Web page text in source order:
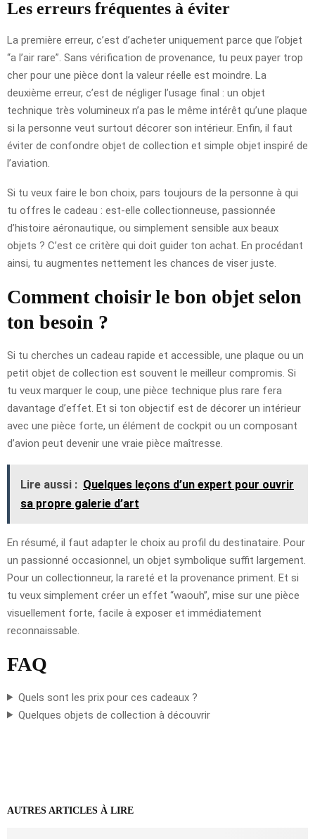
Les erreurs fréquentes à éviter
La première erreur, c’est d’acheter uniquement parce que l’objet
“a l’air rare”. Sans vérification de provenance, tu peux payer trop
cher pour une pièce dont la valeur réelle est moindre. La
deuxième erreur, c’est de négliger l’usage final : un objet
technique très volumineux n’a pas le même intérêt qu’une plaque
si la personne veut surtout décorer son intérieur. Enfin, il faut
éviter de confondre objet de collection et simple objet inspiré de
l’aviation.
Si tu veux faire le bon choix, pars toujours de la personne à qui
tu offres le cadeau : est-elle collectionneuse, passionnée
d’histoire aéronautique, ou simplement sensible aux beaux
objets ? C’est ce critère qui doit guider ton achat. En procédant
ainsi, tu augmentes nettement les chances de viser juste.
Comment choisir le bon objet selon
ton besoin ?
Si tu cherches un cadeau rapide et accessible, une plaque ou un
petit objet de collection est souvent le meilleur compromis. Si
tu veux marquer le coup, une pièce technique plus rare fera
davantage d’effet. Et si ton objectif est de décorer un intérieur
avec une pièce forte, un élément de cockpit ou un composant
d’avion peut devenir une vraie pièce maîtresse.
Lire aussi : Quelques leçons d’un expert pour ouvrir
sa propre galerie d’art
En résumé, il faut adapter le choix au profil du destinataire. Pour
un passionné occasionnel, un objet symbolique suffit largement.
Pour un collectionneur, la rareté et la provenance priment. Et si
tu veux simplement créer un effet “waouh”, mise sur une pièce
visuellement forte, facile à exposer et immédiatement
reconnaissable.
FAQ
Quels sont les prix pour ces cadeaux ?
Quelques objets de collection à découvrir
AUTRES ARTICLES À LIRE